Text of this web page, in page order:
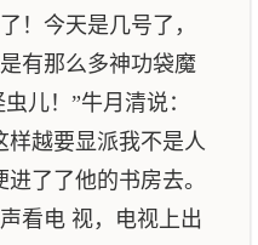
！今天是几号了，
有那么多神功袋魔
儿！”牛月清说：
样越要显派我不是人
了了他的书房去。
看电 视，电视上出